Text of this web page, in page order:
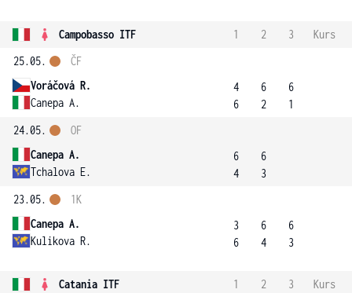
Campobasso ITF 1 2 3
Kurs
25.05.
Voráčová R.
Canepa A.
ČF
4
6
6
2
6
1
24.05.
Canepa A.
Tchalova E.
OF
6
4
6
3
23.05.
Canepa A.
Kulikova R.
1K
3
6
6
4
6
3
Catania ITF 1 2 3
Kurs